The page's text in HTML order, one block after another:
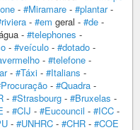
- #Miramare - #plantar-
- #em geral - #de -
- #telephones -
- #veículo - #dotado -
- #telefone -
- #Táxi - #Italians -
- #Quadra -
- #Strasbourg - #Bruxelas -
- #CIJ - #Eucouncil - #ICC -
- #UNHRC - #CHR - #COE